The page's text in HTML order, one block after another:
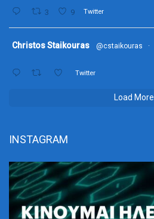
3 9 Twitter
Christos Staikouras @cstaikouras ·
Twitter
Load More
INSTAGRAM